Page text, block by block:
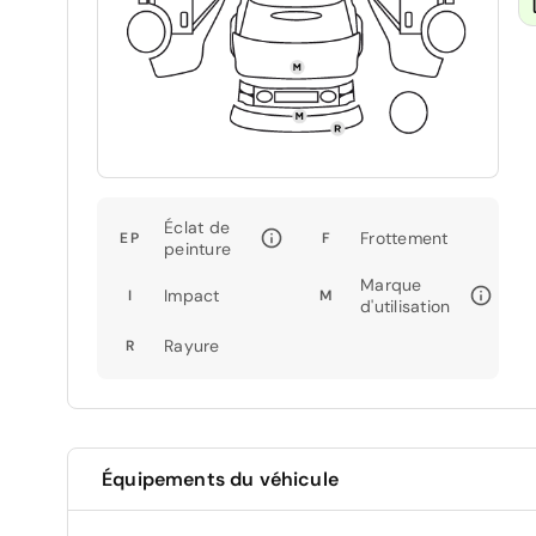
EP
Éclat de
peinture
F Frottement
I Impact M
Marque
d'utilisation
R Rayure
Équipements du véhicule